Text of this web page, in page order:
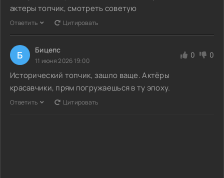
актеры топчик, смотреть советую
Ответить Цитировать
Б Бицепс
11 июня 2026 19:00
0 0
Исторический топчик, зашло ваще. Актёры
красавчики, прям погружаешься в ту эпоху.
Ответить Цитировать